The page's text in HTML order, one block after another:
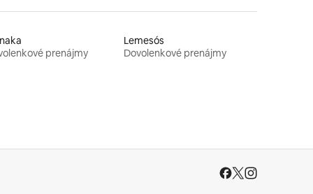
prenájmy
Lemesós
Dovolenkové prenájmy